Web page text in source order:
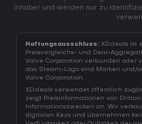
Inhaber und werden nur zu
Haftungsausschluss: XD.deals ist
Preisvergleichs- und Deal-
Valve Corporation verbunden oder
das Steam-Logo sind Marken und/
Valve Corporation.
XD.deals verwendet öffentlich
zeigt Preisinformationen von
Informationszwecken an. Wir
digitalen Keys und übernehmen